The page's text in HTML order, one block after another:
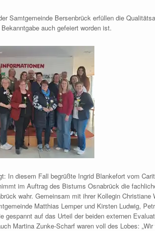
Samtgemeinde Bersenbrück erfüllen die
auch gefeiert worden ist.
In diesem Fall begrüßte Ingrid Blankefort vom
im Auftrag des Bistums Osnabrück die
wahr. Gemeinsam mit ihrer Kollegin Christiane
Matthias Lemper und Kirsten Ludwig,
auf das Urteil der beiden externen
Martina Zunke-Scharf waren voll des Lobes: